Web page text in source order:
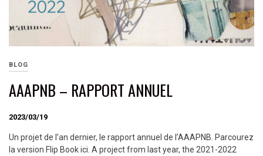
BLOG
AAAPNB – RAPPORT ANNUEL
2023/03/19
Un projet de l’an dernier, le rapport annuel de l’AAAPNB. Parcourez
la version Flip Book ici. A project from last year, the 2021-2022